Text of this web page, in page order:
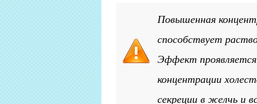
Повышенная
способствует
Эффект
концентрации
секреции в желчь и